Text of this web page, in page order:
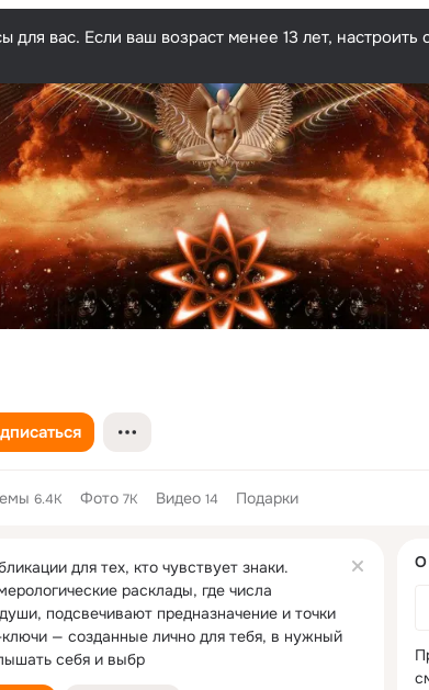
вас. Если ваш возраст менее 13 лет,
6.4K Фото 7K Видео 14 Подарки
для тех, кто чувствует знаки.
расклады, где числа
подсвечивают предназначение и точки
— созданные лично для тебя, в нужный
себя и выбр
О